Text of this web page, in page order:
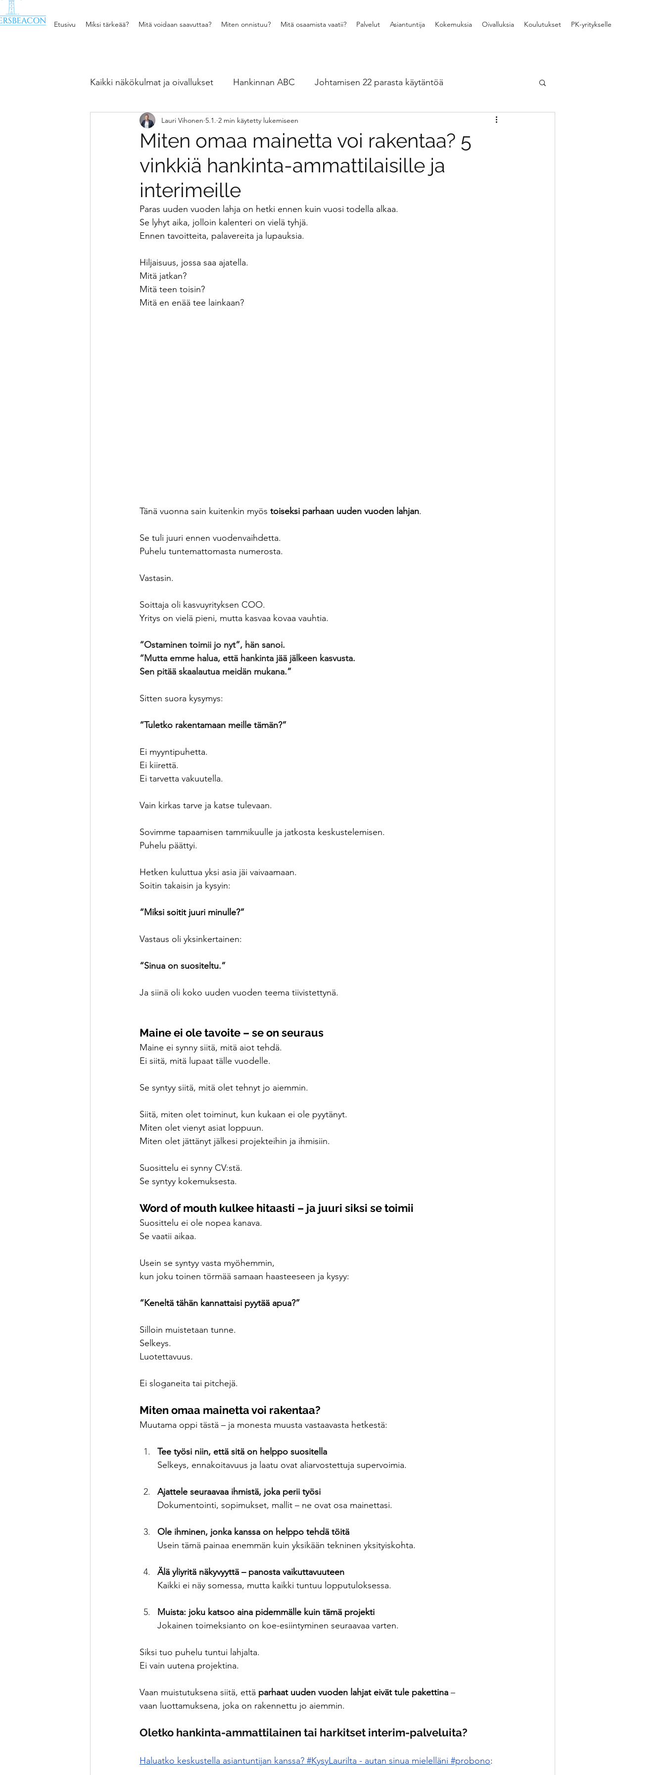
Etusivu Miksi tärkeää? Mitä voidaan saavuttaa? Miten onnistuu? Mitä osaamista vaatii? Palvelut Asiantuntija Kokemuksia Oivalluksia Koulutukset PK-yritykselle
Kaikki näkökulmat ja oivallukset Hankinnan ABC Johtamisen 22 parasta käytäntöä
Kehittäminen ja johtaminen Muutosjohtaminen ja vuorovaikutus Hankintaosaamisen kehittäminen
Tiedon matka kilpailueduksi 24 viisasta ja hyvää hankintatekoa Ajankohtaisia aiheita
Parhaisiin lukuhetkiin Käytännön esimerkkejä - CASEt
PK-yrityksen hankinta Kategoriajohtaminen
Miten omaa mainetta voi rakentaa? 5
vinkkiä hankinta-ammattilaisille ja
interimeille
Lauri Vihonen 5.1. 2 min käytetty lukemiseen
Paras uuden vuoden lahja on hetki ennen kuin vuosi todella alkaa.
Se lyhyt aika, jolloin kalenteri on vielä tyhjä.
Ennen tavoitteita, palavereita ja lupauksia.
Hiljaisuus, jossa saa ajatella.
Mitä jatkan?
Mitä teen toisin?
Mitä en enää tee lainkaan?
Tänä vuonna sain kuitenkin myös toiseksi parhaan uuden vuoden lahjan.
Se tuli juuri ennen vuodenvaihdetta.
Puhelu tuntemattomasta numerosta.
Vastasin.
Soittaja oli kasvuyrityksen COO.
Yritys on vielä pieni, mutta kasvaa kovaa vauhtia.
“Ostaminen toimii jo nyt”, hän sanoi.
“Mutta emme halua, että hankinta jää jälkeen kasvusta.
Sen pitää skaalautua meidän mukana.”
Sitten suora kysymys:
“Tuletko rakentamaan meille tämän?”
Ei myyntipuhetta.
Ei kiirettä.
Ei tarvetta vakuutella.
Vain kirkas tarve ja katse tulevaan.
Sovimme tapaamisen tammikuulle ja jatkosta keskustelemisen.
Puhelu päättyi.
Hetken kuluttua yksi asia jäi vaivaamaan.
Soitin takaisin ja kysyin:
“Miksi soitit juuri minulle?”
Vastaus oli yksinkertainen:
“Sinua on suositeltu.”
Ja siinä oli koko uuden vuoden teema tiivistettynä.
Maine ei ole tavoite – se on seuraus
Maine ei synny siitä, mitä aiot tehdä.
Ei siitä, mitä lupaat tälle vuodelle.
Se syntyy siitä, mitä olet tehnyt jo aiemmin.
Siitä, miten olet toiminut, kun kukaan ei ole pyytänyt.
Miten olet vienyt asiat loppuun.
Miten olet jättänyt jälkesi projekteihin ja ihmisiin.
Suosittelu ei synny CV:stä.
Se syntyy kokemuksesta.
Word of mouth kulkee hitaasti – ja juuri siksi se toimii
Suosittelu ei ole nopea kanava.
Se vaatii aikaa.
Usein se syntyy vasta myöhemmin,
kun joku toinen törmää samaan haasteeseen ja kysyy:
“Keneltä tähän kannattaisi pyytää apua?”
Silloin muistetaan tunne.
Selkeys.
Luotettavuus.
Ei sloganeita tai pitchejä.
Miten omaa mainetta voi rakentaa?
Muutama oppi tästä – ja monesta muusta vastaavasta hetkestä:
Tee työsi niin, että sitä on helppo suositella
Selkeys, ennakoitavuus ja laatu ovat aliarvostettuja supervoimia.
Ajattele seuraavaa ihmistä, joka perii työsi
Dokumentointi, sopimukset, mallit – ne ovat osa mainettasi.
Ole ihminen, jonka kanssa on helppo tehdä töitä
Usein tämä painaa enemmän kuin yksikään tekninen yksityiskohta.
Älä yliyritä näkyvyyttä – panosta vaikuttavuuteen
Kaikki ei näy somessa, mutta kaikki tuntuu lopputuloksessa.
Muista: joku katsoo aina pidemmälle kuin tämä projekti
Jokainen toimeksianto on koe-esiintyminen seuraavaa varten.
Siksi tuo puhelu tuntui lahjalta.
Ei vain uutena projektina.
Vaan muistutuksena siitä, että parhaat uuden vuoden lahjat eivät tule pakettina –
vaan luottamuksena, joka on rakennettu jo aiemmin.
Oletko hankinta-ammattilainen tai harkitset interim-palveluita?
Haluatko keskustella asiantuntijan kanssa? #KysyLaurilta - autan sinua mielelläni #probono: